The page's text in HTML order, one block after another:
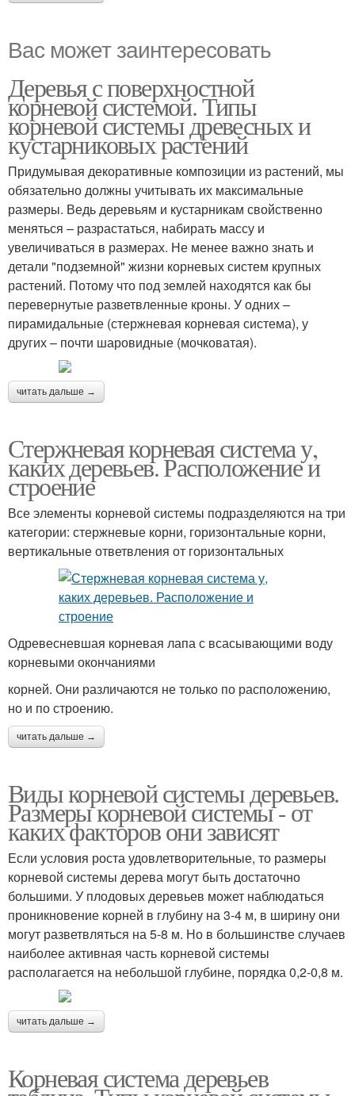
Вас может заинтересовать
Деревья с поверхностной
корневой системой. Типы
корневой системы древесных и
кустарниковых растений
Придумывая декоративные композиции из растений, мы
обязательно должны учитывать их максимальные
размеры. Ведь деревьям и кустарникам свойственно
меняться – разрастаться, набирать массу и
увеличиваться в размерах. Не менее важно знать и
детали "подземной" жизни корневых систем крупных
растений. Потому что под землей находятся как бы
перевернутые разветвленные кроны. У одних –
пирамидальные (стержневая корневая система), у
других – почти шаровидные (мочковатая).
читать дальше →
Стержневая корневая система у,
каких деревьев. Расположение и
строение
Все элементы корневой системы подразделяются на три
категории: стержневые корни, горизонтальные корни,
вертикальные ответвления от горизонтальных
Одревесневшая корневая лапа с всасывающими воду
корневыми окончаниями
корней. Они различаются не только по расположению,
но и по строению.
читать дальше →
Виды корневой системы деревьев.
Размеры корневой системы - от
каких факторов они зависят
Если условия роста удовлетворительные, то размеры
корневой системы дерева могут быть достаточно
большими. У плодовых деревьев может наблюдаться
проникновение корней в глубину на 3-4 м, в ширину они
могут разветвляться на 5-8 м. Но в большинстве случаев
наиболее активная часть корневой системы
располагается на небольшой глубине, порядка 0,2-0,8 м.
читать дальше →
Корневая система деревьев